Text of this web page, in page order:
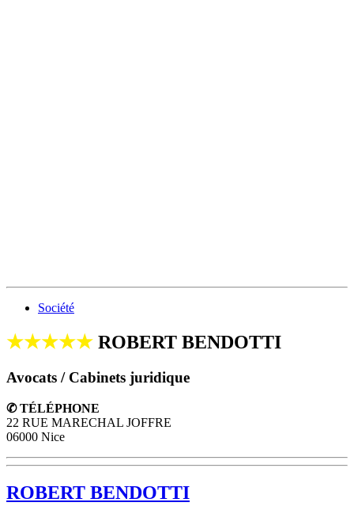
Société
★★★★★ ROBERT BENDOTTI
Avocats / Cabinets juridique
✆ TÉLÉPHONE
22 RUE MARECHAL JOFFRE
06000 Nice
ROBERT BENDOTTI